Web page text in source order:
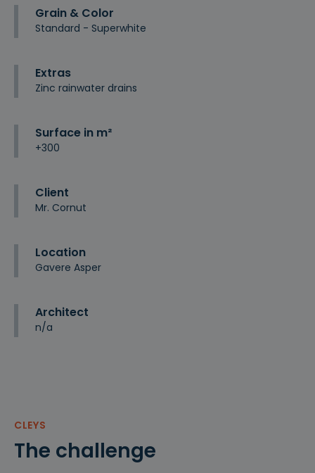
Grain & Color
Standard - Superwhite
Extras
Zinc rainwater drains
Surface in m²
+300
Client
Mr. Cornut
Location
Gavere Asper
Architect
n/a
CLEYS
The challenge